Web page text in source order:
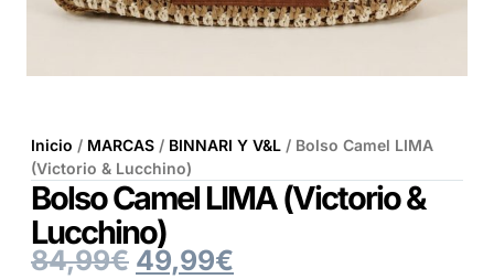
Inicio / MARCAS / BINNARI Y V&L / Bolso Camel LIMA
(Victorio & Lucchino)
Bolso Camel LIMA (Victorio &
Lucchino)
84,99€ 49,99€